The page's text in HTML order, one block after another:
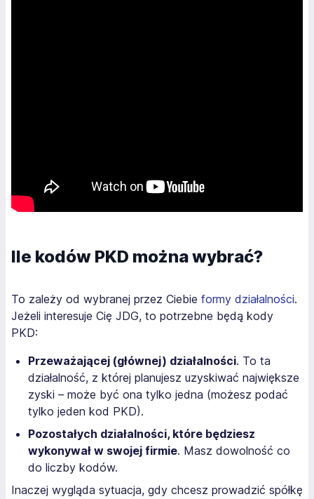
Ile kodów PKD można wybrać?
To zależy od wybranej przez Ciebie formy działalności.
Jeżeli interesuje Cię JDG, to potrzebne będą kody
PKD:
Przeważającej (głównej) działalności. To ta
działalność, z której planujesz uzyskiwać największe
zyski – może być ona tylko jedna (możesz podać
tylko jeden kod PKD).
Pozostałych działalności, które będziesz
wykonywał w swojej firmie. Masz dowolność co
do liczby kodów.
Inaczej wygląda sytuacja, gdy chcesz prowadzić spółkę